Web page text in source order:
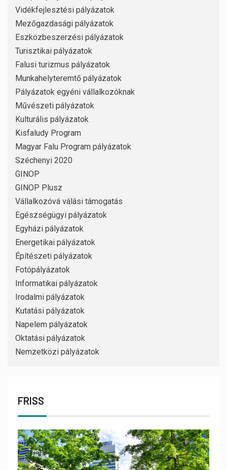
Vidékfejlesztési pályázatok
Mezőgazdasági pályázatok
Eszközbeszerzési pályázatok
Turisztikai pályázatok
Falusi turizmus pályázatok
Munkahelyteremtő pályázatok
Pályázatok egyéni vállalkozóknak
Művészeti pályázatok
Kulturális pályázatok
Kisfaludy Program
Magyar Falu Program pályázatok
Széchenyi 2020
GINOP
GINOP Plusz
Vállalkozóvá válási támogatás
Egészségügyi pályázatok
Egyházi pályázatok
Energetikai pályázatok
Építészeti pályázatok
Fotópályázatok
Informatikai pályázatok
Irodalmi pályázatok
Kutatási pályázatok
Napelem pályázatok
Oktatási pályázatok
Nemzetközi pályázatok
FRISS